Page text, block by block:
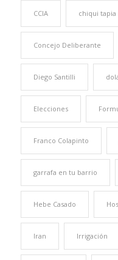
CCIA chiqui tapia
Concejo Deliberante
Diego Santilli
Elecciones
Franco Colapinto
garrafa en tu barrio
Hebe Casado
Iran Irrigación